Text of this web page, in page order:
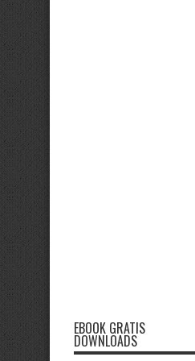
EBOOK GRATIS
DOWNLOADS